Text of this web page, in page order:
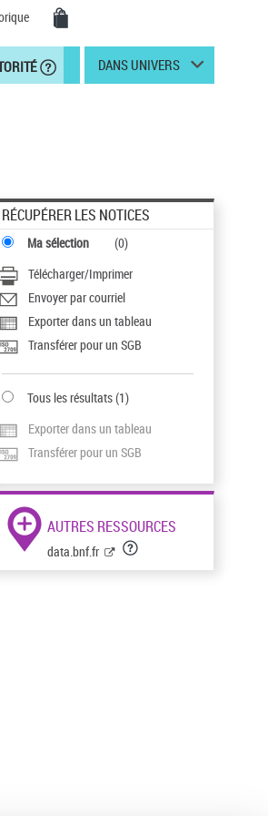
DANS UNIVERS
RÉCUPÉRER LES NOTICES
Ma sélection (0)
Télécharger/Imprimer
Envoyer par courriel
Exporter dans un tableau
Transférer pour un SGB
Tous les résultats(1)
Exporter dans un tableau
Transférer pour un SGB
AUTRES RESSOURCES
data.bnf.fr